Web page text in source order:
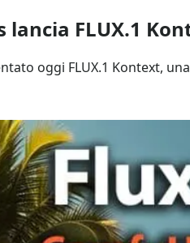
lancia FLUX.1
oggi FLUX.1 Kontext,